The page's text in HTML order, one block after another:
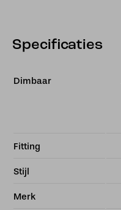
Specificaties
Dimbaar
Fitting
Stijl
Merk